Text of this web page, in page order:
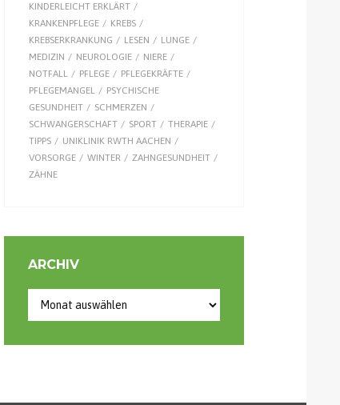
KINDERLEICHT ERKLÄRT
KRANKENPFLEGE
KREBS
KREBSERKRANKUNG
LESEN
LUNGE
MEDIZIN
NEUROLOGIE
NIERE
NOTFALL
PFLEGE
PFLEGEKRÄFTE
PFLEGEMANGEL
PSYCHISCHE
GESUNDHEIT
SCHMERZEN
SCHWANGERSCHAFT
SPORT
THERAPIE
TIPPS
UNIKLINIK RWTH AACHEN
VORSORGE
WINTER
ZAHNGESUNDHEIT
ZÄHNE
ARCHIV